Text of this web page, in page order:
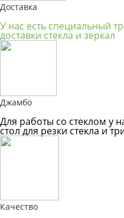
Доставка
У нас есть специальный
доставки стекла и зеркал
Джамбо
Для работы со стеклом у
стол для резки стекла и
Качество